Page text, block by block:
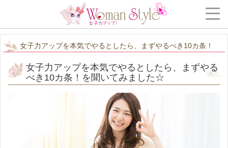
女子力アップを本気でやるとしたら、まずやるべき10カ条！
女子力アップを本気でやるとしたら、まずやる
べき10カ条！を聞いてみました☆